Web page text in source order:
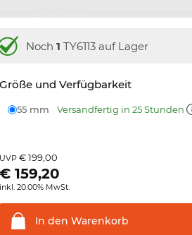
Noch1 TY6113 auf Lager
Größe und Verfügbarkeit
55 mm Versandfertig in 25 Stunden
UVP€ 199,00
€159,20
inkl. 20.00% MwSt.
In den Warenkorb